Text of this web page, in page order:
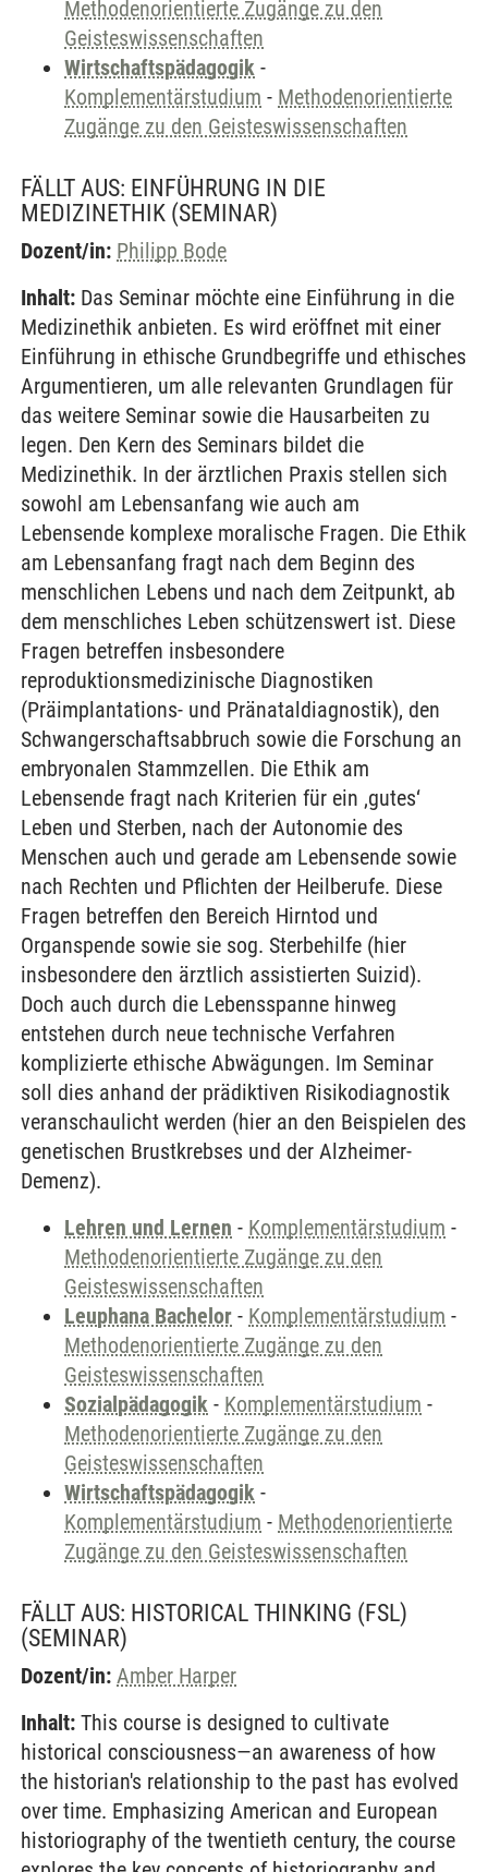
Methodenorientierte Zugänge zu den
Geisteswissenschaften
Wirtschaftspädagogik -
Komplementärstudium - Methodenorientierte
Zugänge zu den Geisteswissenschaften
FÄLLT AUS: EINFÜHRUNG IN DIE
MEDIZINETHIK (SEMINAR)
Dozent/in: Philipp Bode
Inhalt: Das Seminar möchte eine Einführung in die
Medizinethik anbieten. Es wird eröffnet mit einer
Einführung in ethische Grundbegriffe und ethisches
Argumentieren, um alle relevanten Grundlagen für
das weitere Seminar sowie die Hausarbeiten zu
legen. Den Kern des Seminars bildet die
Medizinethik. In der ärztlichen Praxis stellen sich
sowohl am Lebensanfang wie auch am
Lebensende komplexe moralische Fragen. Die Ethik
am Lebensanfang fragt nach dem Beginn des
menschlichen Lebens und nach dem Zeitpunkt, ab
dem menschliches Leben schützenswert ist. Diese
Fragen betreffen insbesondere
reproduktionsmedizinische Diagnostiken
(Präimplantations- und Pränataldiagnostik), den
Schwangerschaftsabbruch sowie die Forschung an
embryonalen Stammzellen. Die Ethik am
Lebensende fragt nach Kriterien für ein ‚gutes‘
Leben und Sterben, nach der Autonomie des
Menschen auch und gerade am Lebensende sowie
nach Rechten und Pflichten der Heilberufe. Diese
Fragen betreffen den Bereich Hirntod und
Organspende sowie sie sog. Sterbehilfe (hier
insbesondere den ärztlich assistierten Suizid).
Doch auch durch die Lebensspanne hinweg
entstehen durch neue technische Verfahren
komplizierte ethische Abwägungen. Im Seminar
soll dies anhand der prädiktiven Risikodiagnostik
veranschaulicht werden (hier an den Beispielen des
genetischen Brustkrebses und der Alzheimer-
Demenz).
Lehren und Lernen - Komplementärstudium -
Methodenorientierte Zugänge zu den
Geisteswissenschaften
Leuphana Bachelor - Komplementärstudium -
Methodenorientierte Zugänge zu den
Geisteswissenschaften
Sozialpädagogik - Komplementärstudium -
Methodenorientierte Zugänge zu den
Geisteswissenschaften
Wirtschaftspädagogik -
Komplementärstudium - Methodenorientierte
Zugänge zu den Geisteswissenschaften
FÄLLT AUS: HISTORICAL THINKING (FSL)
(SEMINAR)
Dozent/in: Amber Harper
Inhalt: This course is designed to cultivate
historical consciousness—an awareness of how
the historian's relationship to the past has evolved
over time. Emphasizing American and European
historiography of the twentieth century, the course